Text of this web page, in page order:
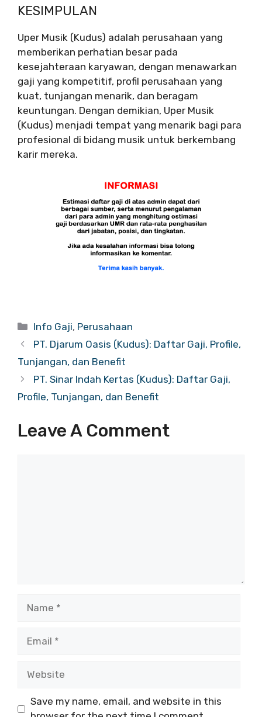
KESIMPULAN
Uper Musik (Kudus) adalah perusahaan yang
memberikan perhatian besar pada
kesejahteraan karyawan, dengan menawarkan
gaji yang kompetitif, profil perusahaan yang
kuat, tunjangan menarik, dan beragam
keuntungan. Dengan demikian, Uper Musik
(Kudus) menjadi tempat yang menarik bagi para
profesional di bidang musik untuk berkembang
karir mereka.
Categories
Info Gaji, Perusahaan
PT. Djarum Oasis (Kudus): Daftar Gaji, Profile,
Tunjangan, dan Benefit
PT. Sinar Indah Kertas (Kudus): Daftar Gaji,
Profile, Tunjangan, dan Benefit
Leave A Comment
Save my name, email, and website in this